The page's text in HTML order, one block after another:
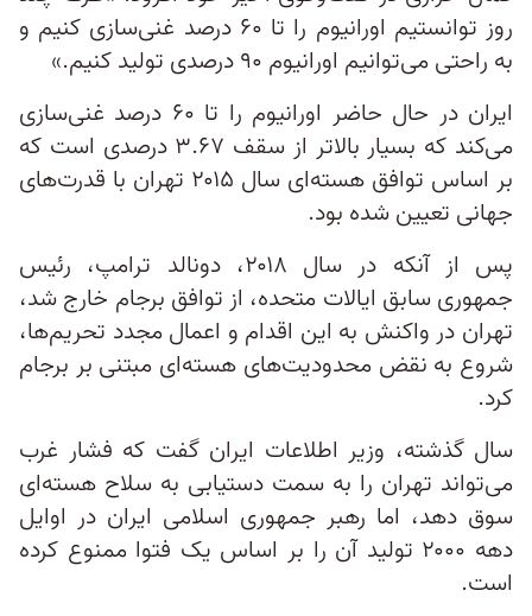
روز توانستیم اورانیوم را تا ۶۰ درصد غنی‌سازی کنیم و
به راحتی می‌توانیم اورانیوم ۹۰ درصدی تولید کنیم.»
ایران در حال حاضر اورانیوم را تا ۶۰ درصد غنی‌سازی
می‌کند که بسیار بالاتر از سقف ۳.۶۷ درصدی است که
بر اساس توافق هسته‌ای سال ۲۰۱۵ تهران با قدرت‌های
جهانی تعیین شده بود.
پس از آنکه در سال ۲۰۱۸، دونالد ترامپ، رئیس‌
جمهوری سابق ایالات متحده، از توافق برجام خارج شد،
تهران در واکنش به این اقدام و اعمال مجدد تحریم‌ها،
شروع به نقض محدودیت‌های هسته‌ای مبتنی بر برجام
کرد.
سال گذشته، وزیر اطلاعات ایران گفت که فشار غرب
می‌تواند تهران را به سمت دستیابی به سلاح هسته‌ای
سوق دهد، اما رهبر جمهوری اسلامی ایران در اوایل
دهه ۲۰۰۰ تولید آن را بر اساس یک فتوا ممنوع کرده
است.